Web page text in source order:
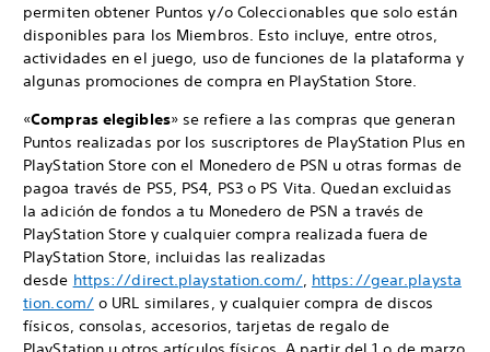
permiten obtener Puntos y/o Coleccionables que solo están
disponibles para los Miembros. Esto incluye, entre otros,
actividades en el juego, uso de funciones de la plataforma y
algunas promociones de compra en PlayStation Store.
«Compras elegibles» se refiere a las compras que generan
Puntos realizadas por los suscriptores de PlayStation Plus en
PlayStation Store con el Monedero de PSN u otras formas de
pagoa través de PS5, PS4, PS3 o PS Vita. Quedan excluidas
la adición de fondos a tu Monedero de PSN a través de
PlayStation Store y cualquier compra realizada fuera de
PlayStation Store, incluidas las realizadas
desde https://direct.playstation.com/, https://gear.playsta
tion.com/o URL similares, y cualquier compra de discos
físicos, consolas, accesorios, tarjetas de regalo de